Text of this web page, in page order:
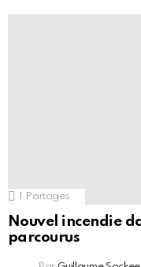
1 Partages
Nouvel incendie
parcourus